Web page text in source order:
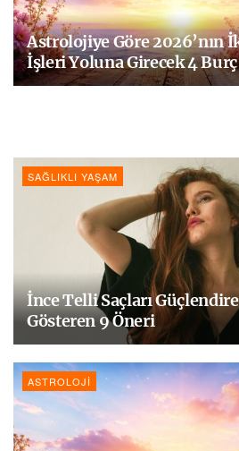
Astrolojiye Göre 2026’nın
İşleri Yoluna Girecek 4 Burç
SAĞLIKLI YAŞAM
İnce Telli Saçları
Gösteren 9 Öneri
ASTROLOJI